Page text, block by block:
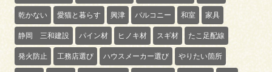
乾かない 愛猫と暮らす 興津 バルコニー 和室 家具
静岡 三和建設 パイン材 ヒノキ材 スギ材 たこ足配線
発火防止 工務店選び ハウスメーカー選び やりたい箇所